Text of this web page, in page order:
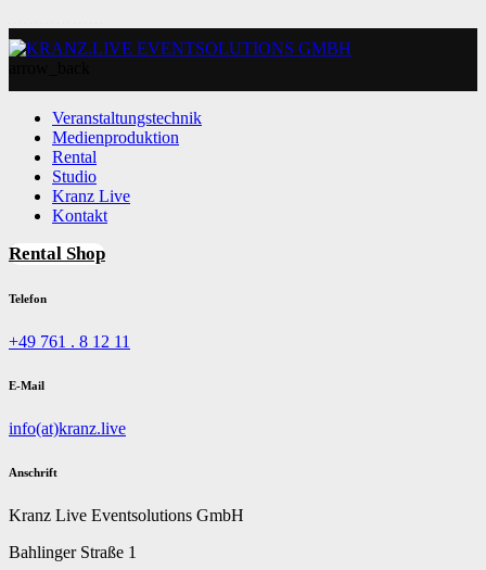
Veranstaltungstechnik
Medienproduktion
Rental
Studio
Kranz Live
Kontakt
Rental Shop
Telefon
+49 761 . 8 12 11
E-Mail
info(at)kranz.live
Anschrift
Kranz Live Eventsolutions GmbH
Bahlinger Straße 1